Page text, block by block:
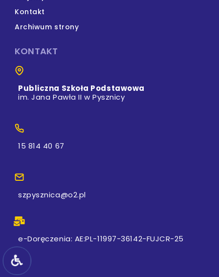
Kontakt
Archiwum strony
KONTAKT
Publiczna Szkoła Podstawowa
im. Jana Pawła II w Pysznicy
15 814 40 67
szpysznica@o2.pl
e-Doręczenia: AE:PL-11997-36142-FUJCR-25